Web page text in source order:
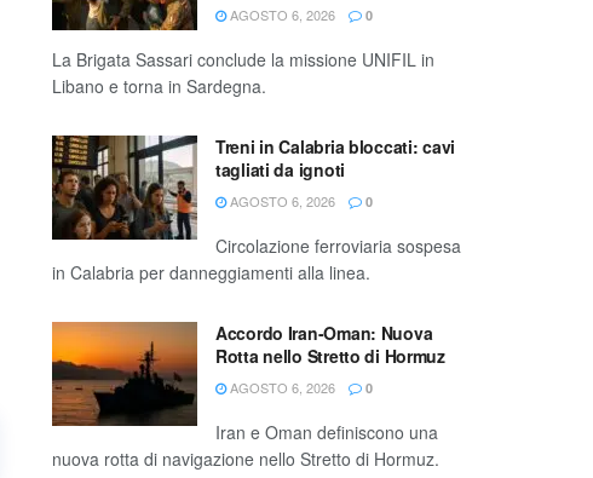
AGOSTO 6, 2026 0
La Brigata Sassari conclude la missione UNIFIL in
Libano e torna in Sardegna.
Treni in Calabria bloccati: cavi
tagliati da ignoti
AGOSTO 6, 2026 0
Circolazione ferroviaria sospesa
in Calabria per danneggiamenti alla linea.
Accordo Iran-Oman: Nuova
Rotta nello Stretto di Hormuz
AGOSTO 6, 2026 0
Iran e Oman definiscono una
nuova rotta di navigazione nello Stretto di Hormuz.